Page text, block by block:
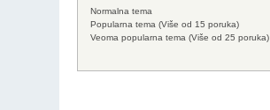
Normalna tema
Popularna tema (Više od 15 poruka)
Veoma popularna tema (Više od 25 poruka)